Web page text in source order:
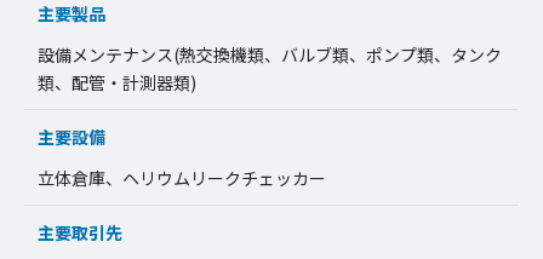
主要製品
設備メンテナンス(熱交換機類、バルブ類、ポンプ類、タンク
類、配管・計測器類)
主要設備
立体倉庫、ヘリウムリークチェッカー
主要取引先